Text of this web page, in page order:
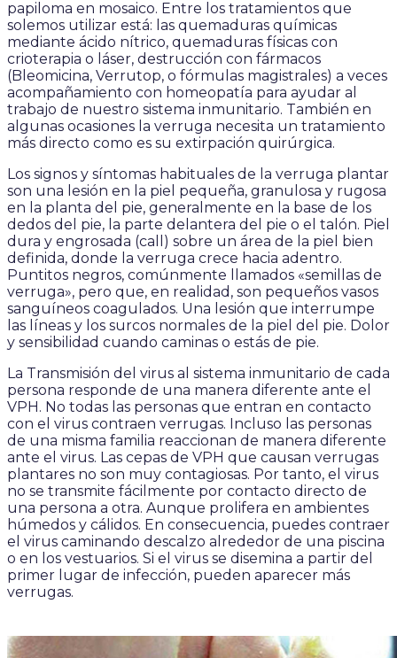
papiloma en mosaico. Entre los tratamientos que
solemos utilizar está: las quemaduras químicas
mediante ácido nítrico, quemaduras físicas con
crioterapia o láser, destrucción con fármacos
(Bleomicina, Verrutop, o fórmulas magistrales) a veces
acompañamiento con homeopatía para ayudar al
trabajo de nuestro sistema inmunitario. También en
algunas ocasiones la verruga necesita un tratamiento
más directo como es su extirpación quirúrgica.
Los signos y síntomas habituales de la verruga plantar
son una lesión en la piel pequeña, granulosa y rugosa
en la planta del pie, generalmente en la base de los
dedos del pie, la parte delantera del pie o el talón. Piel
dura y engrosada (call) sobre un área de la piel bien
definida, donde la verruga crece hacia adentro.
Puntitos negros, comúnmente llamados «semillas de
verruga», pero que, en realidad, son pequeños vasos
sanguíneos coagulados. Una lesión que interrumpe
las líneas y los surcos normales de la piel del pie. Dolor
y sensibilidad cuando caminas o estás de pie.
La Transmisión del virus al sistema inmunitario de cada
persona responde de una manera diferente ante el
VPH. No todas las personas que entran en contacto
con el virus contraen verrugas. Incluso las personas
de una misma familia reaccionan de manera diferente
ante el virus. Las cepas de VPH que causan verrugas
plantares no son muy contagiosas. Por tanto, el virus
no se transmite fácilmente por contacto directo de
una persona a otra. Aunque prolifera en ambientes
húmedos y cálidos. En consecuencia, puedes contraer
el virus caminando descalzo alrededor de una piscina
o en los vestuarios. Si el virus se disemina a partir del
primer lugar de infección, pueden aparecer más
verrugas.